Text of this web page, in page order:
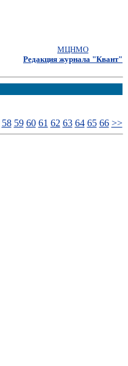
МЦНМО
Редакция журнала "Квант"
58 59 60 61 62 63 64 65 66 >>